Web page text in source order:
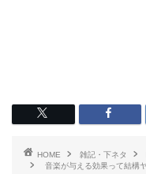
HOME 雑記・下ネタ
音楽が与える効果って結構